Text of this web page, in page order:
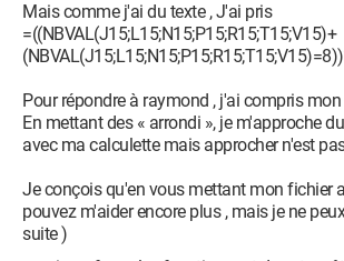
Mais comme j'ai du texte , J'ai pris
=((NBVAL(J15;L15;N15;P15;R15;T15;V15)+
Pour répondre à raymond , j'ai compris mon
En mettant des « arrondi », je m'approche
avec ma calculette mais approcher n'est
Je conçois qu'en vous mettant mon fichier
pouvez m'aider encore plus , mais je ne
suite )